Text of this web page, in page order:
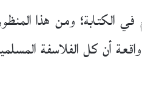
الكتابة؛ ومن هذا
أن كل الفلاسفة